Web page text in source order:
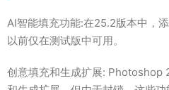
AI智能填充功能:在25.2版本中，
以前仅在测试版中可用。
创意填充和生成扩展: Photoshop